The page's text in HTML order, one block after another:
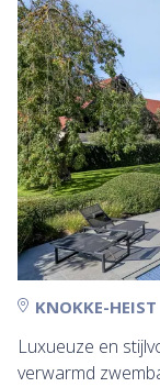
KNOKKE-HEIST
Luxueuze en
verwarmd